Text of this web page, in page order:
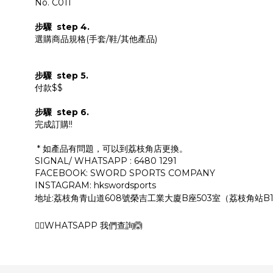
No. C011
步驟 step 4.
選購商品規格(手套/鞋/其他產品)
步驟 step 5.
付款$$
步驟 step 6.
完成訂購!!
* 如產品有問題，可以到荔枝角店更換。
SIGNAL/ WHATSAPP : 6480 1291
FACEBOOK: SWORD SPORTS COMPANY
INSTAGRAM: hkswordsports
地址:荔枝角青山道608號榮吉工業大廈B座503室（荔枝角站B1
🙆‍♂️WHATSAPP 我們查詢🙆‍